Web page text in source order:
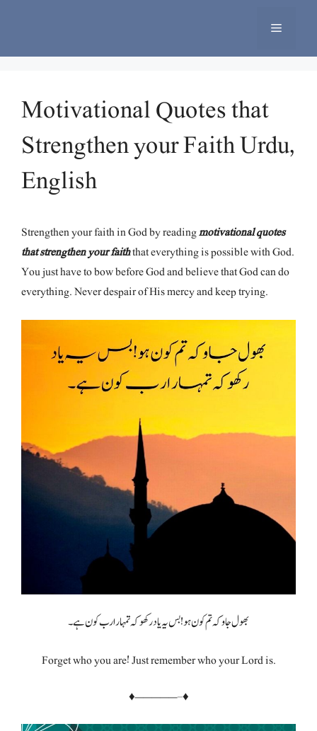
Menu
Motivational Quotes that
Strengthen your Faith Urdu,
English
Strengthen your faith in God by readingmotivationalquotes
that strengthen your faiththat everything is possible with God.
You just have to bow before God and believe that God can do
everything. Never despair of His mercy and keep trying.
بھول جاو کہ تم کون ہو! بس یہ یاد رکھو کہ تمہارا رب کون ہے۔
Forget who you are! Just remember who your Lord is.
♦—————–♦